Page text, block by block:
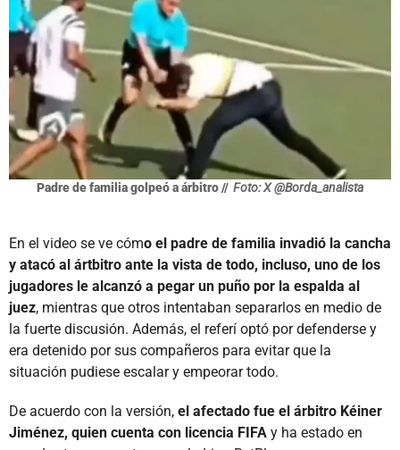
Padre de familia golpeó a árbitro // Foto: X @Borda_analista
En el video se ve cómo el padre de familia invadió la cancha
y atacó al ártbitro ante la vista de todo, incluso, uno de los
jugadores le alcanzó a pegar un puño por la espalda al
juez, mientras que otros intentaban separarlos en medio de
la fuerte discusión. Además, el referí optó por defenderse y
era detenido por sus compañeros para evitar que la
situación pudiese escalar y empeorar todo.
De acuerdo con la versión, el afectado fue el árbitro Kéiner
Jiménez, quien cuenta con licencia FIFA y ha estado en